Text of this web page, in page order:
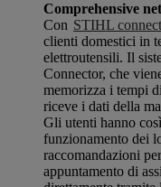
Comprehensive
Con STIHL
clienti domestici in
elettroutensili. Il
Connector, che
memorizza i tempi
riceve i dati della
Gli utenti hanno
funzionamento dei
raccomandazioni
appuntamento di